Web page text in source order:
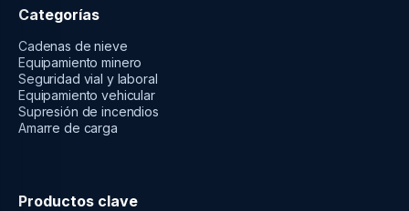
Categorías
Cadenas de nieve
Equipamiento minero
Seguridad vial y laboral
Equipamiento vehicular
Supresión de incendios
Amarre de carga
Productos clave